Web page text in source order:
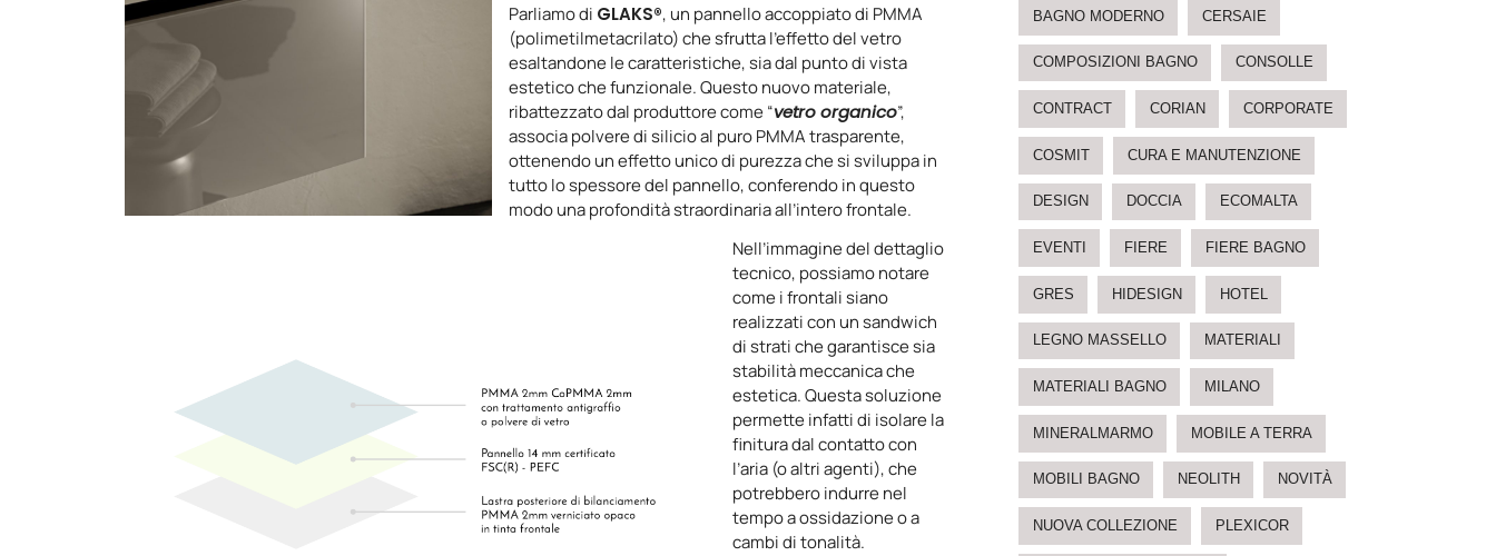
Parliamo di GLAKS®, un pannello accoppiato di PMMA
(polimetilmetacrilato) che sfrutta l’effetto del vetro
esaltandone le caratteristiche, sia dal punto di vista
estetico che funzionale. Questo nuovo materiale,
ribattezzato dal produttore come “vetro organico”,
associa polvere di silicio al puro PMMA trasparente,
ottenendo un effetto unico di purezza che si sviluppa in
tutto lo spessore del pannello, conferendo in questo
modo una profondità straordinaria all’intero frontale.
Nell’immagine del dettaglio
tecnico, possiamo notare
come i frontali siano
realizzati con un sandwich
di strati che garantisce sia
stabilità meccanica che
estetica. Questa soluzione
permette infatti di isolare la
finitura dal contatto con
l’aria (o altri agenti), che
potrebbero indurre nel
tempo a ossidazione o a
cambi di tonalità.
BAGNO MODERNO CERSAIE
COMPOSIZIONI BAGNO CONSOLLE
CONTRACT CORIAN CORPORATE
COSMIT CURA E MANUTENZIONE
DESIGN DOCCIA ECOMALTA
EVENTI FIERE FIERE BAGNO
GRES HIDESIGN HOTEL
LEGNO MASSELLO MATERIALI
MATERIALI BAGNO MILANO
MINERALMARMO MOBILE A TERRA
MOBILI BAGNO NEOLITH NOVITÀ
NUOVA COLLEZIONE PLEXICOR